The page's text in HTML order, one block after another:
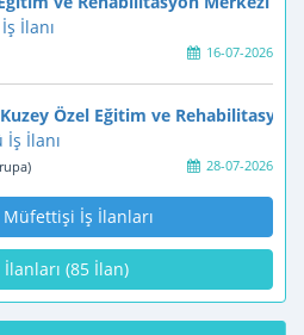
İlanı
16-07-2026
Özel Eğitim ve Rehabilitasyon
İlanı
28-07-2026
İş İlanları
(85 İlan)